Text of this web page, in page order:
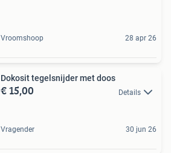
Vroomshoop 28 apr 26
Dokosit tegelsnijder met doos
€ 15,00 Details
Vragender 30 jun 26